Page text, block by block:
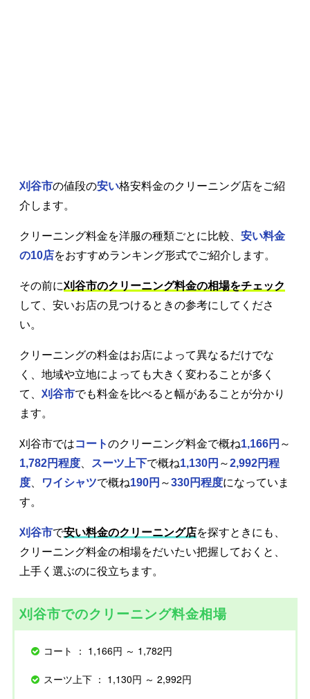
刈谷市の値段の安い格安料金のクリーニング店をご紹
介します。
クリーニング料金を洋服の種類ごとに比較、 安い料金
の10店をおすすめランキング形式でご紹介します。
その前に刈谷市のクリーニング料金の相場をチェック
して、安いお店の見つけるときの参考にしてくださ
い。
クリーニングの料金はお店によって異なるだけでな
く、地域や立地によっても大きく変わることが多く
て、 刈谷市でも料金を比べると幅があることが分かり
ます。
刈谷市ではコートのクリーニング料金で概ね1,166円 ～
1,782円程度
スーツ上下で概ね1,130円 ～2,992円程
度
ワイシャツで概ね190円 ～330円程度になっていま
す。
刈谷市で安い料金のクリーニング店を探すときにも、
クリーニング料金の相場をだいたい把握しておくと、
上手く選ぶのに役立ちます。
刈谷市でのクリーニング料金相場
コート ： 1,166円 ～ 1,782円
スーツ上下 ： 1,130円 ～ 2,992円